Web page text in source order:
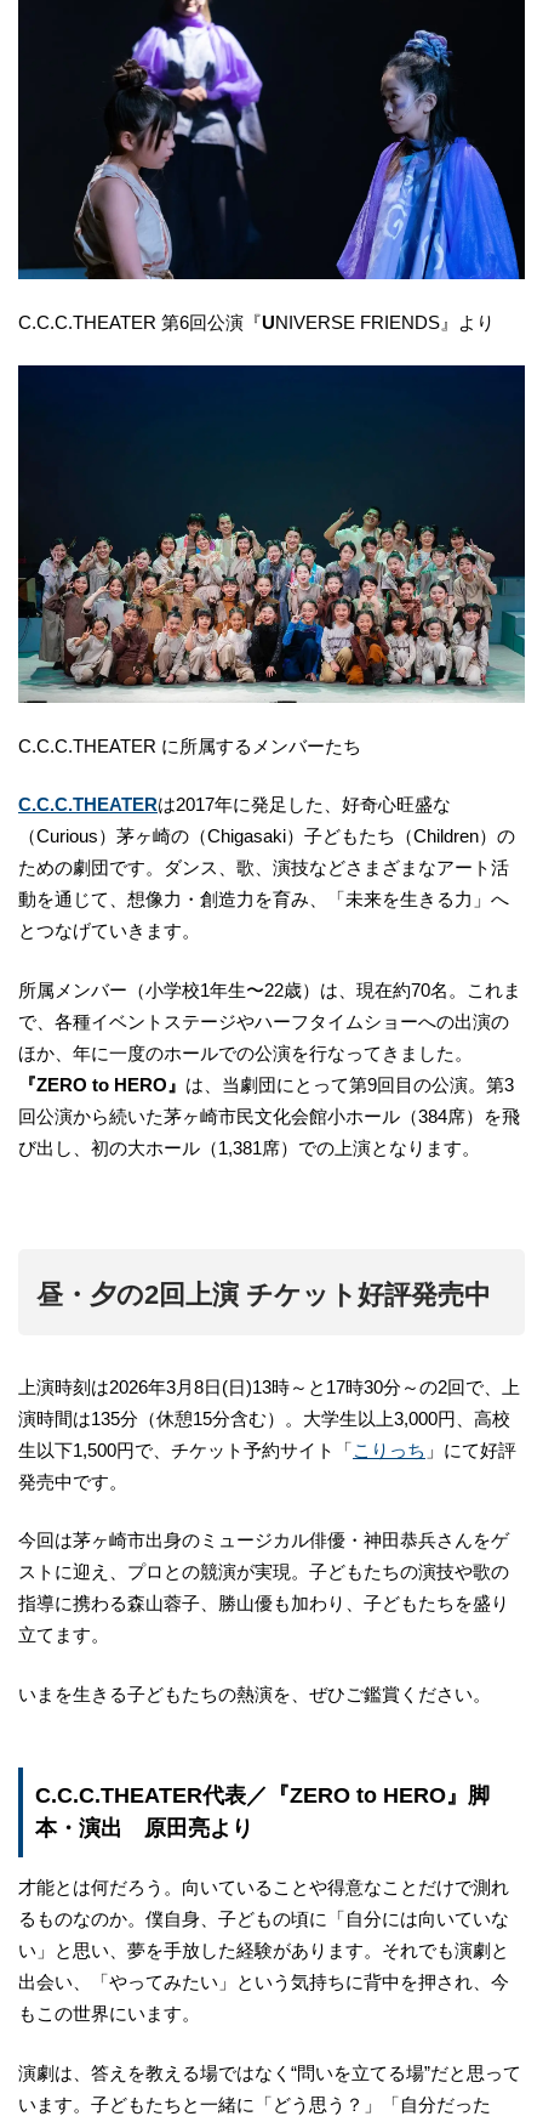
C.C.C.THEATER 第6回公演『UNIVERSE FRIENDS』より
C.C.C.THEATER に所属するメンバーたち
C.C.C.THEATERは2017年に発足した、好奇心旺盛な
（Curious）茅ヶ崎の（Chigasaki）子どもたち（Children）の
ための劇団です。ダンス、歌、演技などさまざまなアート活
動を通じて、想像力・創造力を育み、「未来を生きる力」へ
とつなげていきます。
所属メンバー（小学校1年生〜22歳）は、現在約70名。これま
で、各種イベントステージやハーフタイムショーへの出演の
ほか、年に一度のホールでの公演を行なってきました。
『ZERO to HERO』 は、当劇団にとって第9回目の公演。第3
回公演から続いた茅ヶ崎市民文化会館小ホール（384席）を飛
び出し、初の大ホール（1,381席）での上演となります。
昼・夕の2回上演 チケット好評発売中
上演時刻は2026年3月8日(日)13時～と17時30分～の2回で、上
演時間は135分（休憩15分含む）。大学生以上3,000円、高校
生以下1,500円で、チケット予約サイト「こりっち 」にて好評
発売中です。
今回は茅ヶ崎市出身のミュージカル俳優・神田恭兵さんをゲ
ストに迎え、プロとの競演が実現。子どもたちの演技や歌の
指導に携わる森山蓉子、勝山優も加わり、子どもたちを盛り
立てます。
いまを生きる子どもたちの熱演を、ぜひご鑑賞ください。
C.C.C.THEATER代表／『ZERO to HERO』脚
本・演出 原田亮より
才能とは何だろう。向いていることや得意なことだけで測れ
るものなのか。僕自身、子どもの頃に「自分には向いていな
い」と思い、夢を手放した経験があります。それでも演劇と
出会い、「やってみたい」という気持ちに背中を押され、今
もこの世界にいます。
演劇は、答えを教える場ではなく“問いを立てる場”だと思って
います。子どもたちと一緒に「どう思う？」「自分だった